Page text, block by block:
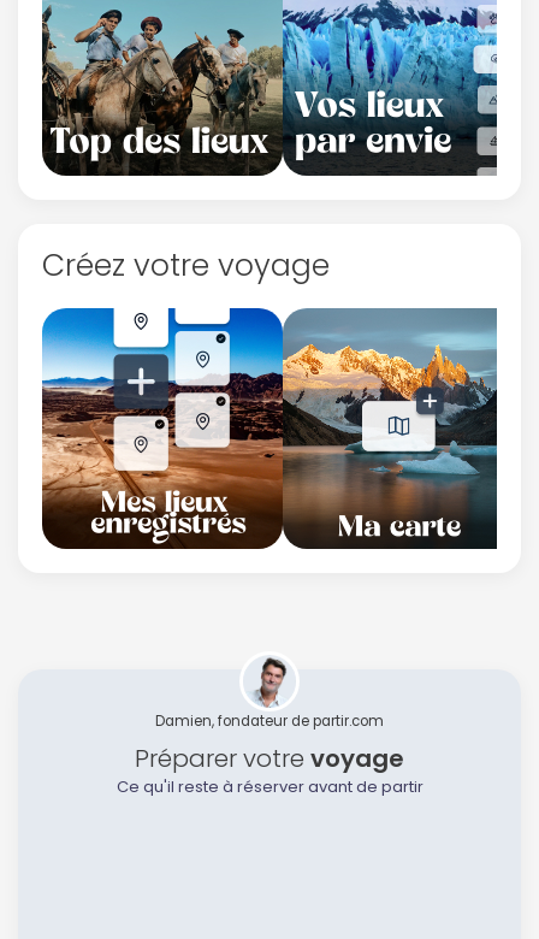
Créez votre voyage
Damien, fondateur de partir.com
Préparer votre voyage
Ce qu'il reste à réserver avant de partir